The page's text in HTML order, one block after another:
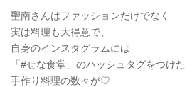
聖南さんはファッションだけでなく
実は料理も大得意で、
自身のインスタグラムには
「#せな食堂」のハッシュタグをつけた
手作り料理の数々が♡